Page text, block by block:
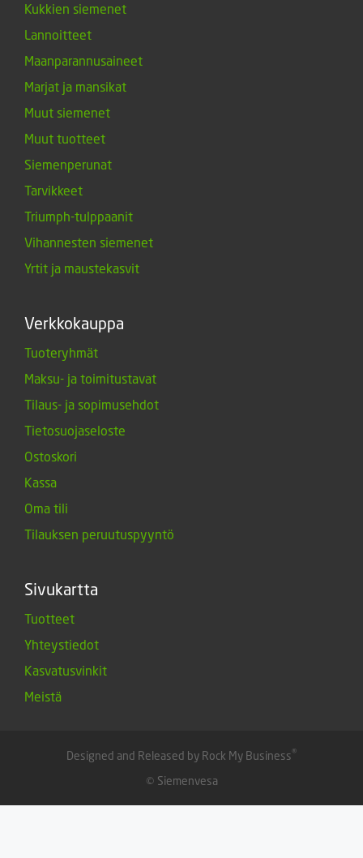
Kukkien siemenet
Lannoitteet
Maanparannusaineet
Marjat ja mansikat
Muut siemenet
Muut tuotteet
Siemenperunat
Tarvikkeet
Triumph-tulppaanit
Vihannesten siemenet
Yrtit ja maustekasvit
Verkkokauppa
Tuoteryhmät
Maksu- ja toimitustavat
Tilaus- ja sopimusehdot
Tietosuojaseloste
Ostoskori
Kassa
Oma tili
Tilauksen peruutuspyyntö
Sivukartta
Tuotteet
Yhteystiedot
Kasvatusvinkit
Meistä
Designed and Released by Rock My Business®
© Siemenvesa